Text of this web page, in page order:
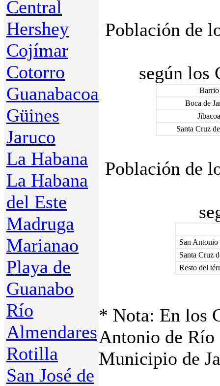
Central
Hershey
Cojímar
Cotorro
Guanabacoa
Güines
Jaruco
La Habana
La Habana
del Este
Madruga
Marianao
Playa de
Guanabo
Río
Almendares
Rotilla
San José de
Población de
según los
Barrio
Boca de
Jibacoa
Santa Cruz
Población de
San
Santa Cruz
Resto del
* Nota: En los
Antonio de Río
Municipio de